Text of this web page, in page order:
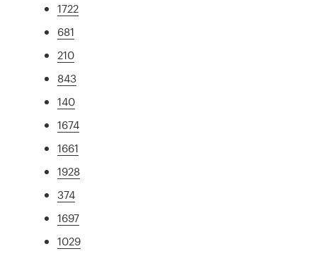
1722
681
210
843
140
1674
1661
1928
374
1697
1029